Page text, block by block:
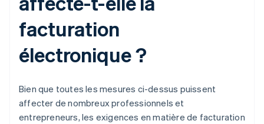
facturation
électronique ?
Bien que toutes les mesures ci-dessus puissent
affecter de nombreux professionnels et
entrepreneurs, les exigences en matière de facturation